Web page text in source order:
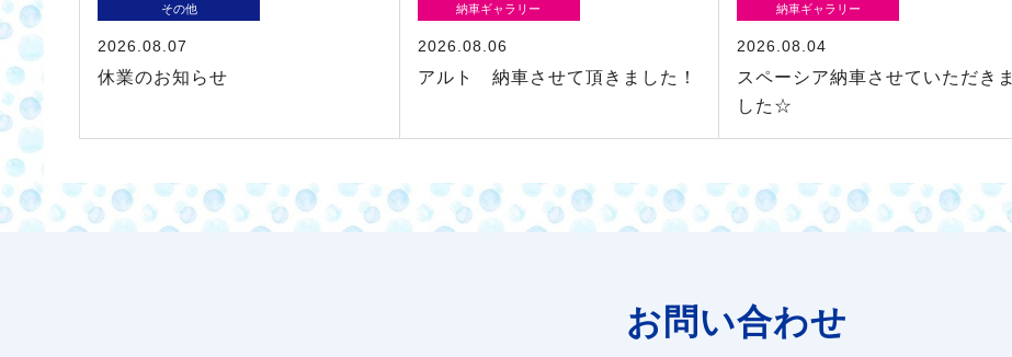
その他
2026.08.07
休業のお知らせ
納車ギャラリー
2026.08.06
アルト 納車させて頂きました！
納車ギャラリー
2026.08.04
スペーシア納車させていただきま
した☆
お問い合わせ